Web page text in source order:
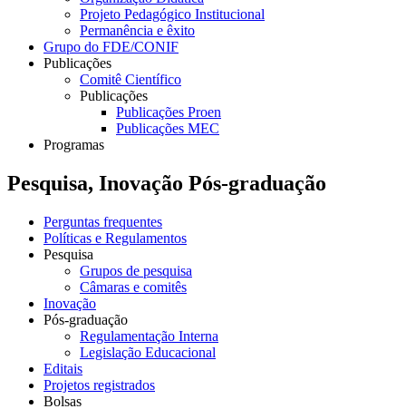
Projeto Pedagógico Institucional
Permanência e êxito
Grupo do FDE/CONIF
Publicações
Comitê Científico
Publicações
Publicações Proen
Publicações MEC
Programas
Pesquisa, Inovação Pós-graduação
Perguntas frequentes
Políticas e Regulamentos
Pesquisa
Grupos de pesquisa
Câmaras e comitês
Inovação
Pós-graduação
Regulamentação Interna
Legislação Educacional
Editais
Projetos registrados
Bolsas